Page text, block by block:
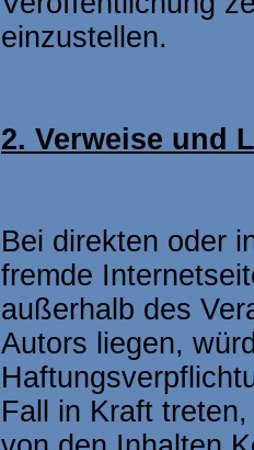
einzustellen.
2. Verweise und
Bei direkten oder
fremde
außerhalb des
Autors liegen,
Fall in Kraft